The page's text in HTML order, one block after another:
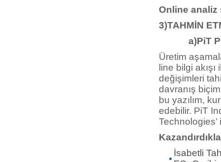
Online
3)TAHMİN
a)PiT
Üretim
line bilgi
değişimleri
davranış
bu yazılım,
edebilir. PiT
İsabetli